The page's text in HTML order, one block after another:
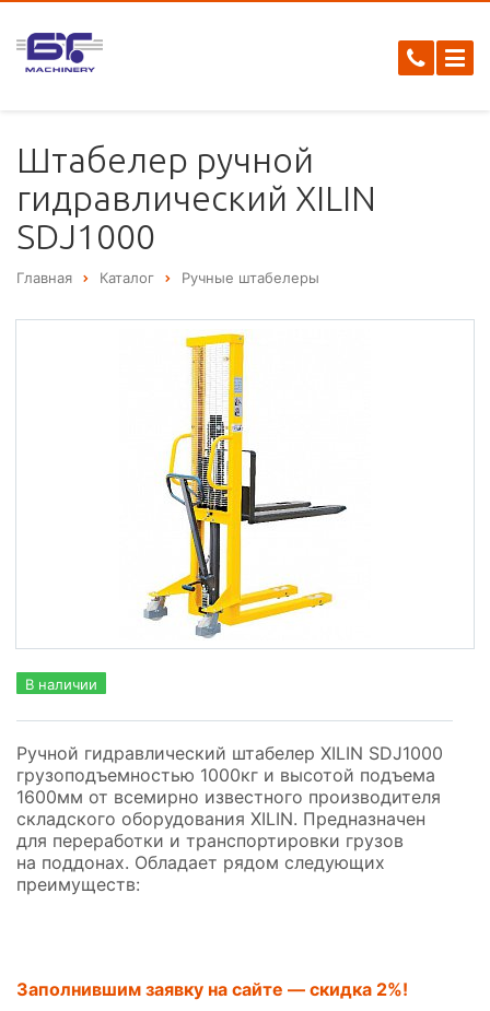
Штабелер ручной
гидравлический XILIN
SDJ1000
Главная Каталог Ручные штабелеры
В наличии
Ручной гидравлический штабелер XILIN SDJ1000
грузоподъемностью 1000кг и высотой подъема
1600мм от всемирно известного производителя
складского оборудования XILIN. Предназначен
для переработки и транспортировки грузов
на поддонах. Обладает рядом следующих
преимуществ:
Заполнившим заявку на сайте — скидка 2%!